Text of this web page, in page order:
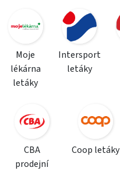
Moje
lékárna
letáky
Intersport
letáky
CBA
prodejní
Coop letáky